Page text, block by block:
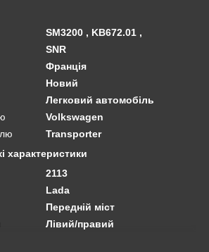
SM3200 , KB672.01 ,
SNR
Франція
Новий
Легковий автомобіль
Volkswagen
Transporter
характеристики
2113
Lada
Передній міст
Лівий/правий